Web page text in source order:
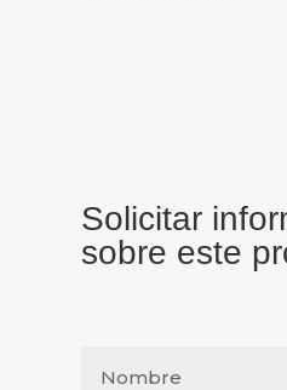
Solicitar
sobre este